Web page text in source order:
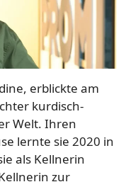
erblickte am
kurdisch-
Welt. Ihren
lernte sie 2020 in
als Kellnerin
zur